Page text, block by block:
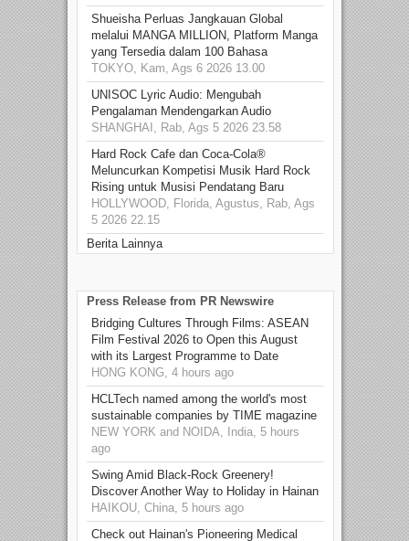
Shueisha Perluas Jangkauan Global
melalui MANGA MILLION, Platform Manga
yang Tersedia dalam 100 Bahasa
TOKYO, Kam, Ags 6 2026 13.00
UNISOC Lyric Audio: Mengubah
Pengalaman Mendengarkan Audio
SHANGHAI, Rab, Ags 5 2026 23.58
Hard Rock Cafe dan Coca-Cola®
Meluncurkan Kompetisi Musik Hard Rock
Rising untuk Musisi Pendatang Baru
HOLLYWOOD, Florida, Agustus, Rab, Ags
5 2026 22.15
Berita Lainnya
Press Release from PR Newswire
Bridging Cultures Through Films: ASEAN
Film Festival 2026 to Open this August
with its Largest Programme to Date
HONG KONG, 4 hours ago
HCLTech named among the world's most
sustainable companies by TIME magazine
NEW YORK and NOIDA, India, 5 hours
ago
Swing Amid Black‑Rock Greenery!
Discover Another Way to Holiday in Hainan
HAIKOU, China, 5 hours ago
Check out Hainan's Pioneering Medical